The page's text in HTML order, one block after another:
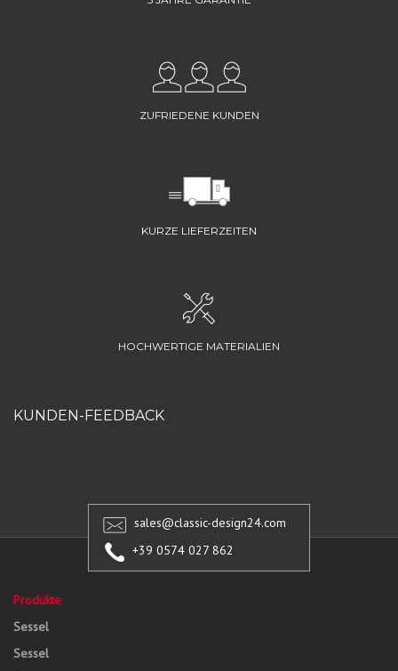
ZUFRIEDENE KUNDEN
KURZE LIEFERZEITEN
HOCHWERTIGE MATERIALIEN
KUNDEN-FEEDBACK
sales@classic-design24.com
+39 0574 027 862
Produkte
Sessel
Sessel